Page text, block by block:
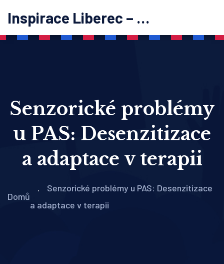
Inspirace Liberec – psychoterapie
Senzorické problémy
u PAS: Desenzitizace
a adaptace v terapii
Domů
Senzorické problémy u PAS: Desenzitizace
a adaptace v terapii